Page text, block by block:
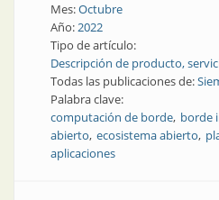
Mes:Octubre
Año:2022
Tipo de artículo:
Descripción de producto,
Todas las publicaciones de:
Palabra clave:
computación de borde borde
abierto ecosistema abierto
aplicaciones